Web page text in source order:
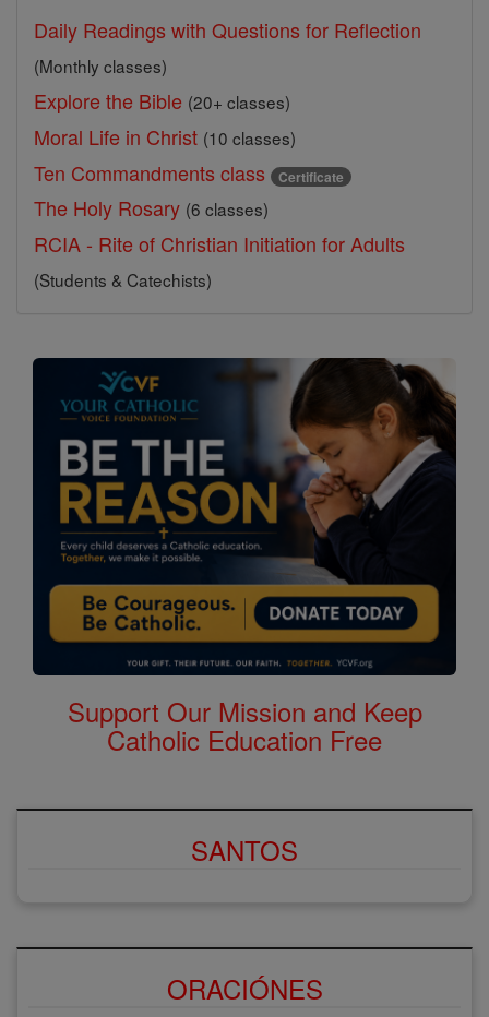
Daily Readings with Questions for Reflection
(Monthly classes)
Explore the Bible (20+ classes)
Moral Life in Christ (10 classes)
Ten Commandments class Certificate
The Holy Rosary (6 classes)
RCIA - Rite of Christian Initiation for Adults
(Students & Catechists)
Support Our Mission and Keep
Catholic Education Free
SANTOS
ORACIÓNES